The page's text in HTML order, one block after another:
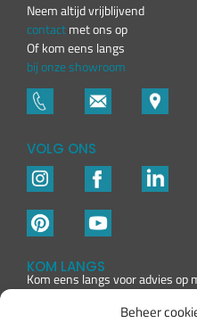
Beheer
Neem altijd vrijblijvend
contactmet ons op
Of kom eens langs
bij onze showroom
VOLG ONS
KOM LANGS
Kom eens langs voor advies